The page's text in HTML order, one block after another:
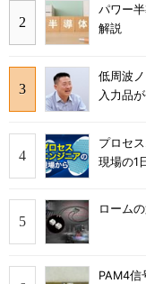
パワー
解説
低周波
入力品
プロセ
現場の1
ローム
PAM4